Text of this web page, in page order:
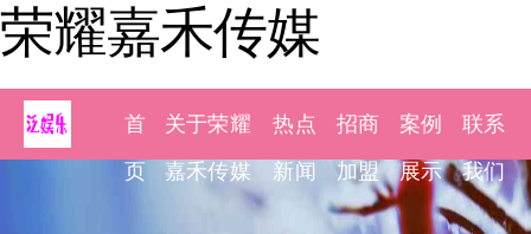
荣耀嘉禾传媒
首
页
关于荣耀
嘉禾传媒
热点
新闻
招商
加盟
案例
展示
联系
我们